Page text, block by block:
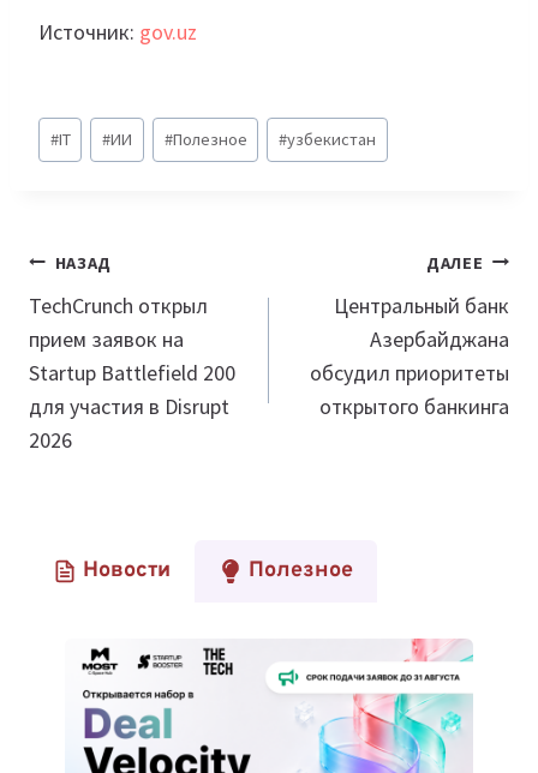
Источник: gov.uz
Метки
записи:
#IT #ИИ #Полезное #узбекистан
Навигация
по
записям
НАЗАД
TechCrunch открыл
прием заявок на
Startup Battlefield 200
для участия в Disrupt
2026
ДАЛЕЕ
Центральный банк
Азербайджана
обсудил приоритеты
открытого банкинга
Новости Полезное